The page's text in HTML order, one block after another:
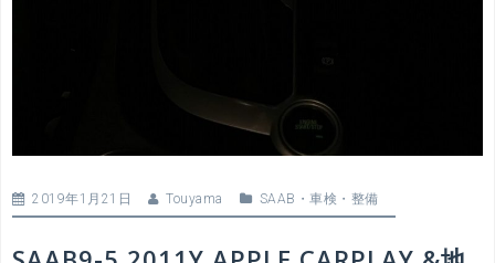
2019年1月21日 Touyama SAAB ・ 車検・整備